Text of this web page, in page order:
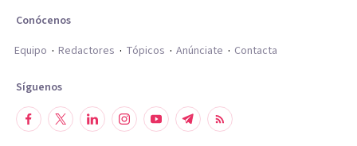
Conócenos
Equipo
Redactores Tópicos Anúnciate Contacta
Síguenos